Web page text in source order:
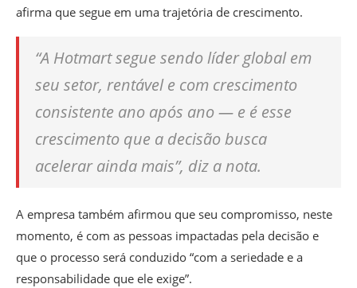
afirma que segue em uma trajetória de crescimento.
“A Hotmart segue sendo líder global em
seu setor, rentável e com crescimento
consistente ano após ano — e é esse
crescimento que a decisão busca
acelerar ainda mais”, diz a nota.
A empresa também afirmou que seu compromisso, neste
momento, é com as pessoas impactadas pela decisão e
que o processo será conduzido “com a seriedade e a
responsabilidade que ele exige”.